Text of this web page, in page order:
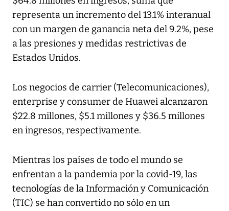
representa un incremento del 13.1% interanual
con un margen de ganancia neta del 9.2%, pese
a las presiones y medidas restrictivas de
Estados Unidos.
Los negocios de carrier (Telecomunicaciones),
enterprise y consumer de Huawei alcanzaron
$22.8 millones, $5.1 millones y $36.5 millones
en ingresos, respectivamente.
Mientras los países de todo el mundo se
enfrentan a la pandemia por la covid-19, las
tecnologías de la Información y Comunicación
(TIC) se han convertido no sólo en un